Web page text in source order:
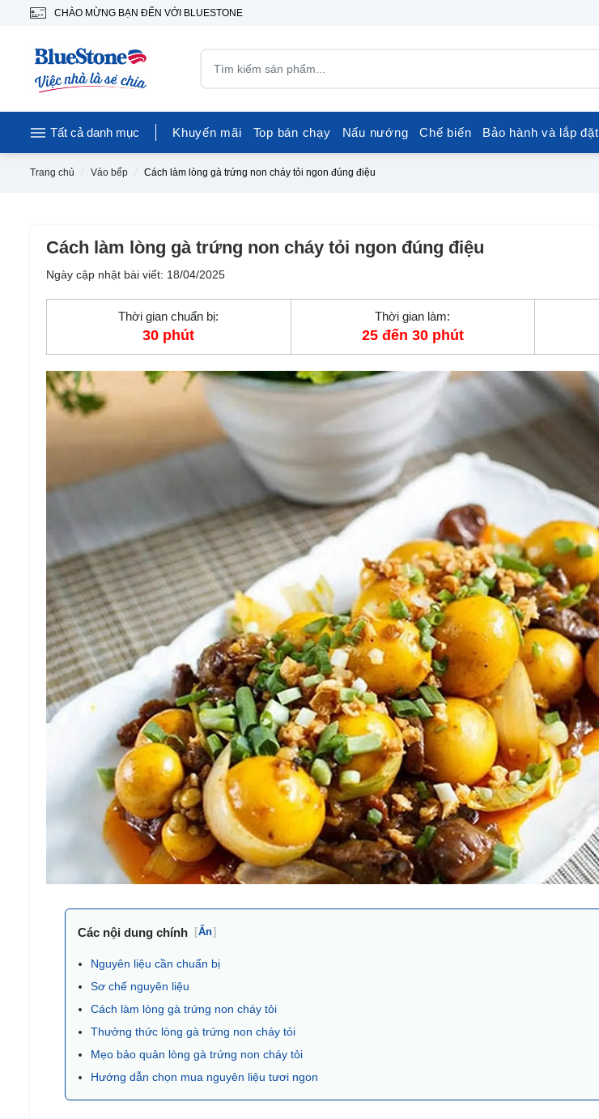
CHÀO MỪNG BẠN ĐẾN VỚI BLUESTONE
Tất cả danh mục Khuyến mãi Top bán chạy Nấu nướng Chế biến Bảo hành và lắp đặt
Trang chủ Vào bếp Cách làm lòng gà trứng non cháy tỏi ngon đúng điệu
Cách làm lòng gà trứng non cháy tỏi ngon đúng điệu
Ngày cập nhật bài viết: 18/04/2025
Thời gian chuẩn bị:
30 phút
Thời gian làm:
25 đến 30 phút
Các nội dung chính [Ẩn]
Nguyên liệu cần chuẩn bị
Sơ chế nguyên liệu
Cách làm lòng gà trứng non cháy tỏi
Thưởng thức lòng gà trứng non cháy tỏi
Mẹo bảo quản lòng gà trứng non cháy tỏi
Hướng dẫn chọn mua nguyên liệu tươi ngon